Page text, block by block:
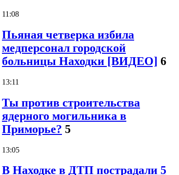
11:08
Пьяная четверка избила
медперсонал городской
больницы Находки [ВИДЕО] 6
13:11
Ты против строительства
ядерного могильника в
Приморье? 5
13:05
В Находке в ДТП пострадали 5